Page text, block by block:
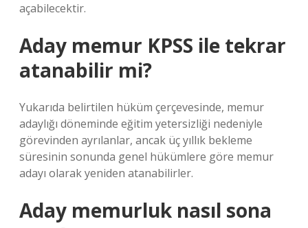
açabilecektir.
Aday memur KPSS ile tekrar
atanabilir mi?
Yukarıda belirtilen hüküm çerçevesinde, memur
adaylığı döneminde eğitim yetersizliği nedeniyle
görevinden ayrılanlar, ancak üç yıllık bekleme
süresinin sonunda genel hükümlere göre memur
adayı olarak yeniden atanabilirler.
Aday memurluk nasıl sona